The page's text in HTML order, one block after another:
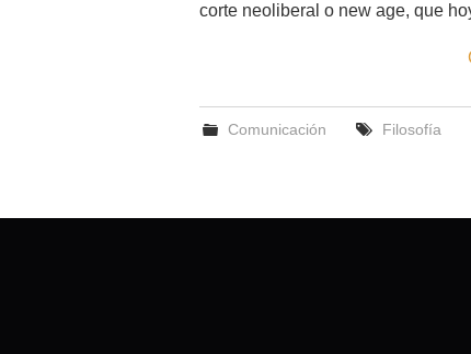
corte neoliberal o new age, que
Comunicación Filosofía